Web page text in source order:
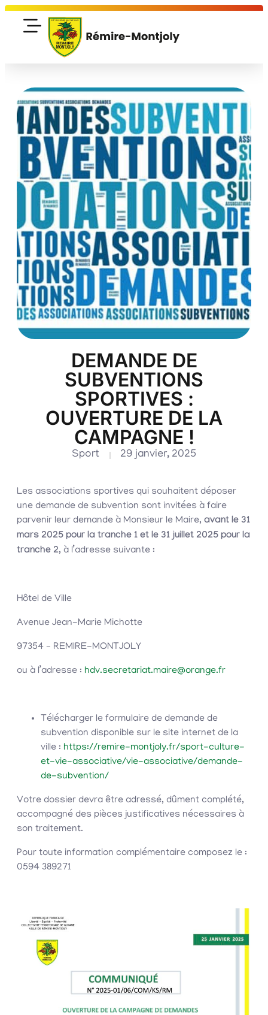
DEMANDE DE
SUBVENTIONS
SPORTIVES :
OUVERTURE DE LA
CAMPAGNE !
Sport 29 janvier, 2025
Les associations sportives qui souhaitent déposer
une demande de subvention sont invitées à faire
parvenir leur demande à Monsieur le Maire, avant le 31
mars 2025 pour la tranche 1 et le 31 juillet 2025 pour la
tranche 2, à l’adresse suivante :
Hôtel de Ville
Avenue Jean-Marie Michotte
97354 – REMIRE-MONTJOLY
ou à l’adresse : hdv.secretariat.maire@orange.fr
Télécharger le formulaire de demande de
subvention disponible sur le site internet de la
ville : https://remire-montjoly.fr/sport-culture-
et-vie-associative/vie-associative/demande-
de-subvention/
Votre dossier devra être adressé, dûment complété,
accompagné des pièces justificatives nécessaires à
son traitement.
Pour toute information complémentaire composez le :
0594 389271